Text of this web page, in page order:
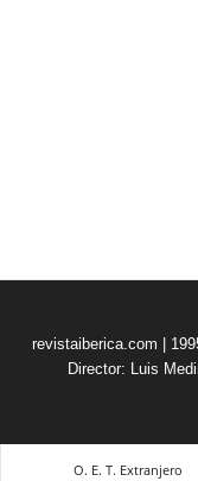
revistaiberica.com |
Director: Luis
O. E. T. Extranjero